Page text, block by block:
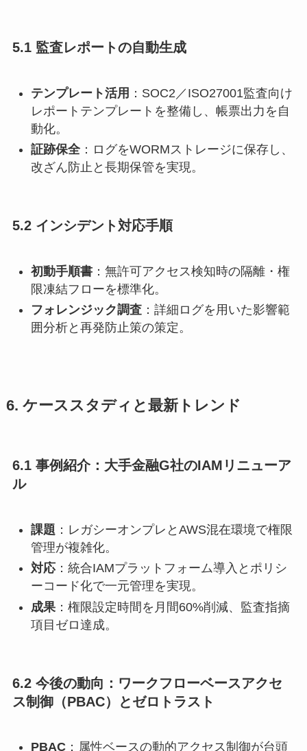
5.1 監査レポートの自動生成
テンプレート活用 ：SOC2／ISO27001監査向け
レポートテンプレートを整備し、帳票出力を自
動化。
証跡保全：ログをWORMストレージに保存し、
改ざん防止と長期保管を実現。
5.2 インシデント対応手順
初動手順書：無許可アクセス検知時の隔離・権
限凍結フローを標準化。
フォレンジック調査：詳細ログを用いた影響範
囲分析と再発防止策の策定。
6. ケーススタディと最新トレンド
6.1 事例紹介：大手金融G社のIAMリニューア
ル
課題 ：レガシーオンプレとAWS混在環境で権限
管理が複雑化。
対応：統合IAMプラットフォーム導入とポリシ
ーコード化で一元管理を実現。
成果：権限設定時間を月間60%削減、監査指摘
項目ゼロ達成。
6.2 今後の動向：ワークフローベースアクセ
ス制御（PBAC）とゼロトラスト
PBAC：属性ベースの動的アクセス制御が台頭